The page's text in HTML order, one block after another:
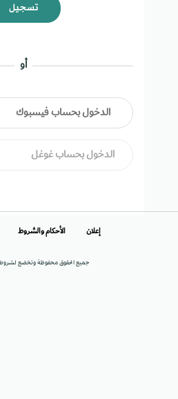
تسجيل
أو
الدخول بحساب فيسبوك
الدخول بحساب غوغل
جميع الحقوق محفوظة وتخضع لشروط
إعلان الأحكام والشروط